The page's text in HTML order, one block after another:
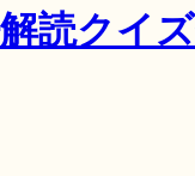
解読クイ